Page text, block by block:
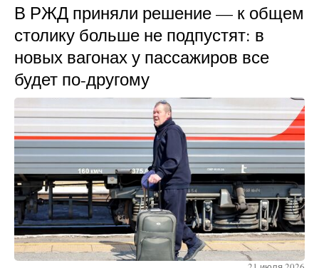
В РЖД приняли решение — к общем
столику больше не подпустят: в
новых вагонах у пассажиров все
будет по-другому